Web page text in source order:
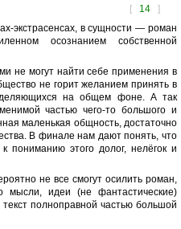
[ 14 ]
экстрасенсах, в сущности — роман
осознанием собственной
не могут найти себе применения в
не горит желанием принять в
на общем фоне. А так
частью чего-то большого и
маленькая общность, достаточно
В финале нам дают понять, что
пониманию этого долог, нелёгок и
не все смогут осилить роман,
идеи (не фантастические)
полноправной частью большой